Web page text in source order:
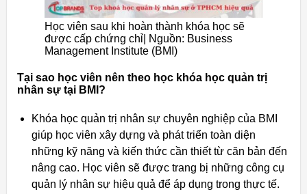
Học viên sau khi hoàn thành khóa học sẽ
được cấp chứng chỉ| Nguồn: Business
Management Institute (BMI)
Tại sao học viên nên theo học khóa học quản trị
nhân sự tại BMI?
Khóa học quản trị nhân sự chuyên nghiệp của BMI
giúp học viên xây dựng và phát triển toàn diện
những kỹ năng và kiến thức cần thiết từ căn bản đến
nâng cao. Học viên sẽ được trang bị những công cụ
quản lý nhân sự hiệu quả để áp dụng trong thực tế.